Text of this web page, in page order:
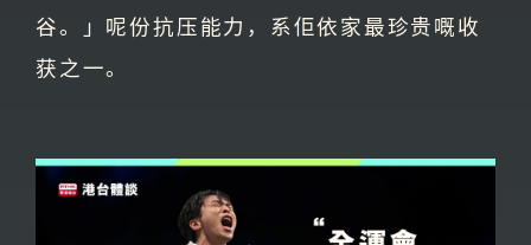
谷。」呢份抗压能力，系佢依家最珍贵嘅收
获之一。